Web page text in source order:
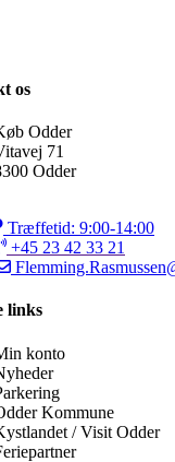
os
Odder
71
Odder
Træffetid: 9:00-14:00
+45 23 42 33 21
links
konto
Kommune
/ Visit Odder